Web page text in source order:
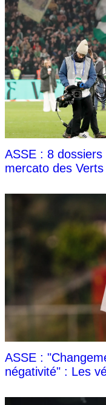
ASSE : 8
mercato des Verts
ASSE :
négativité" : Les